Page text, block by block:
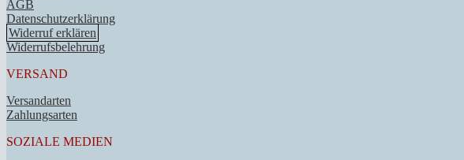
AGB
Datenschutzerklärung
Widerruf erklären
Widerrufsbelehrung
VERSAND
Versandarten
Zahlungsarten
SOZIALE MEDIEN